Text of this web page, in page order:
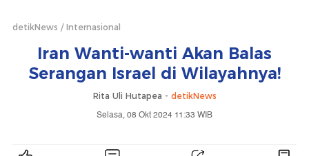
detikNews Internasional
Iran Wanti-wanti Akan Balas
Serangan Israel di Wilayahnya!
Rita Uli Hutapea - detikNews
Selasa, 08 Okt 2024 11:33 WIB